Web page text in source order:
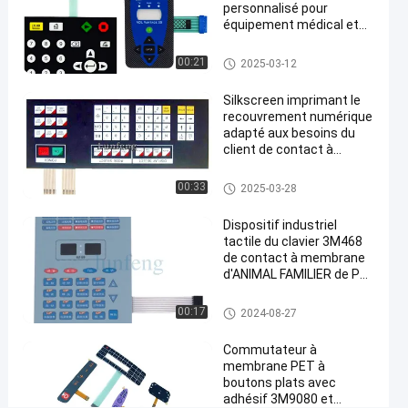
mètre
de
teneur
en
eau
Contact à
d'ANIMAL
points
Causez
Maintenant
Contact à
membrane
d'ANIMAL
FAMILIER
contact à
00:21
personnalisé pour
équipement médical et
Contact à membrane d'ANIMA
L FAMILIER
2025-03-12
00:33
Silkscreen imprimant le
recouvrement numérique
adapté aux besoins du
client de contact à
FAMILIER de conception
Contact à membrane d'ANIMA
L FAMILIER
2025-03-28
00:17
Dispositif industriel
tactile du clavier 3M468
de contact à membrane
d'ANIMAL FAMILIER de PC
Contact à membrane d'ANIMA
L FAMILIER
2024-08-27
Commutateur à
membrane PET à
boutons plats avec
adhésif 3M9080 et